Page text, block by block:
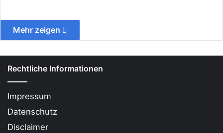
Mehr zeigen
Rechtliche Informationen
Impressum
Datenschutz
Disclaimer